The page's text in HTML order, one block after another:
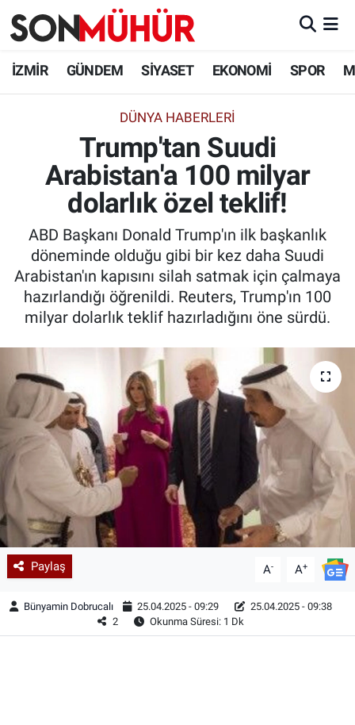
İZMİR GÜNDEM SİYASET EKONOMİ SPOR
DÜNYA HABERLERI
Trump'tan Suudi
Arabistan'a 100 milyar
dolarlık özel teklif!
ABD Başkanı Donald Trump'ın ilk başkanlık
döneminde olduğu gibi bir kez daha Suudi
Arabistan'ın kapısını silah satmak için çalmaya
hazırlandığı öğrenildi. Reuters, Trump'ın 100
milyar dolarlık teklif hazırladığını öne sürdü.
Paylaş A- A+
Bünyamin Dobrucalı 25.04.2025 - 09:29
25.04.2025 - 09:38
2
Okunma Süresi: 1 Dk
İzmir Nöbetçi Eczaneler
İzmir Namaz Vakitleri
İzmir Trafik Yoğunluk Haritası
Tüm Manşetler
Son Dakika Haberleri
Haber Arşivi